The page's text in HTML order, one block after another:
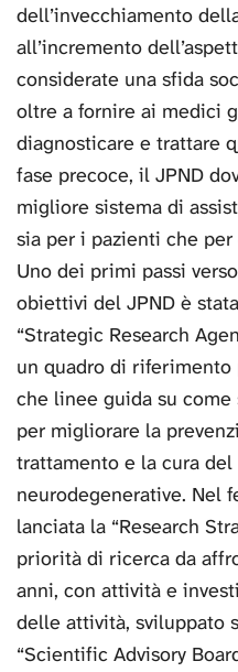
dell’invecchiamento
all’incremento
considerate una sfida
oltre a fornire ai medici
diagnosticare e trattare
fase precoce, il JPND
migliore sistema di
sia per i pazienti che
Uno dei primi passi
obiettivi del JPND è
“Strategic Research
un quadro di
che linee guida su
per migliorare la
trattamento e la cura
neurodegenerative. Nel
lanciata la “Research
priorità di ricerca da
anni, con attività e
delle attività, sviluppato
“Scientific Advisory